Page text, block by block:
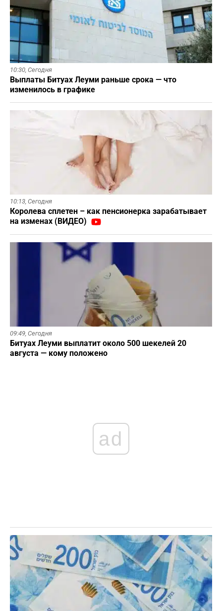
10:30, Сегодня
Выплаты Битуах Леуми раньше срока — что
изменилось в графике
10:13, Сегодня
Королева сплетен – как пенсионерка зарабатывает
на изменах (ВИДЕО)
09:49, Сегодня
Битуах Леуми выплатит около 500 шекелей 20
августа — кому положено
ad